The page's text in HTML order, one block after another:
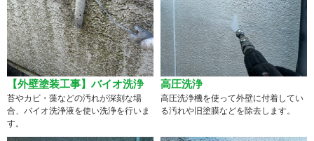
【外壁塗装工事】バイオ洗浄
苔やカビ・藻などの汚れが深刻な場
合、バイオ洗浄液を使い洗浄を行いま
す。
高圧洗浄
高圧洗浄機を使って外壁に付着してい
る汚れや旧塗膜などを除去します。